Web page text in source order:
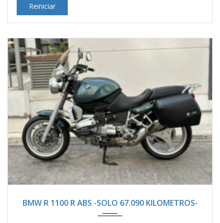
Reiniciar
BMW R 1100 R ABS -SOLO 67.090 KILOMETROS-